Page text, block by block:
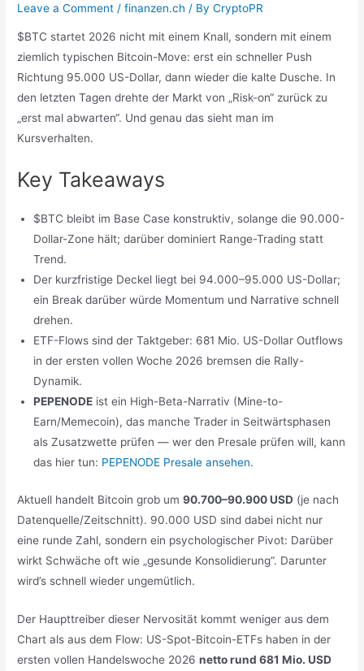
Leave a Comment /finanzen.ch / ByCryptoPR
$BTC startet 2026 nicht mit einem Knall, sondern mit einem
ziemlich typischen Bitcoin-Move: erst ein schneller Push
Richtung 95.000 US-Dollar, dann wieder die kalte Dusche. In
den letzten Tagen drehte der Markt von „Risk-on“ zurück zu
„erst mal abwarten“. Und genau das sieht man im
Kursverhalten.
Key Takeaways
$BTC bleibt im Base Case konstruktiv, solange die 90.000-
Dollar-Zone hält; darüber dominiert Range-Trading statt
Trend.
Der kurzfristige Deckel liegt bei 94.000–95.000 US-Dollar;
ein Break darüber würde Momentum und Narrative schnell
drehen.
ETF-Flows sind der Taktgeber: 681 Mio. US-Dollar Outflows
in der ersten vollen Woche 2026 bremsen die Rally-
Dynamik.
PEPENODE ist ein High-Beta-Narrativ (Mine-to-
Earn/Memecoin), das manche Trader in Seitwärtsphasen
als Zusatzwette prüfen — wer den Presale prüfen will, kann
das hier tun: PEPENODE Presale ansehen.
Aktuell handelt Bitcoin grob um90.700–90.900 USD (je nach
Datenquelle/Zeitschnitt). 90.000 USD sind dabei nicht nur
eine runde Zahl, sondern ein psychologischer Pivot: Darüber
wirkt Schwäche oft wie „gesunde Konsolidierung“. Darunter
wird’s schnell wieder ungemütlich.
Der Haupttreiber dieser Nervosität kommt weniger aus dem
Chart als aus dem Flow: US-Spot-Bitcoin-ETFs haben in der
ersten vollen Handelswoche 2026netto rund 681 Mio. USD